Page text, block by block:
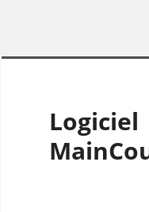
Logiciel